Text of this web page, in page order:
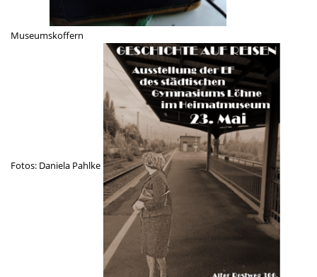
Museums­kof­fern
Fotos: Daniela Pahlke